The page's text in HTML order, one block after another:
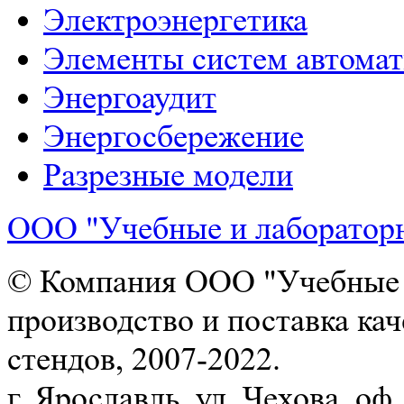
Электроэнергетика
Элементы систем
Энергоаудит
Энергосбережение
Разрезные модели
ООО "Учебные и
© Компания ООО "Учебные
производство и поставка
стендов, 2007-2022.